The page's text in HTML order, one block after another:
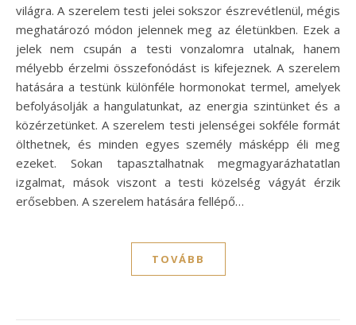
világra. A szerelem testi jelei sokszor észrevétlenül, mégis
meghatározó módon jelennek meg az életünkben. Ezek a
jelek nem csupán a testi vonzalomra utalnak, hanem
mélyebb érzelmi összefonódást is kifejeznek. A szerelem
hatására a testünk különféle hormonokat termel, amelyek
befolyásolják a hangulatunkat, az energia szintünket és a
közérzetünket. A szerelem testi jelenségei sokféle formát
ölthetnek, és minden egyes személy másképp éli meg
ezeket. Sokan tapasztalhatnak megmagyarázhatatlan
izgalmat, mások viszont a testi közelség vágyát érzik
erősebben. A szerelem hatására fellépő…
TOVÁBB